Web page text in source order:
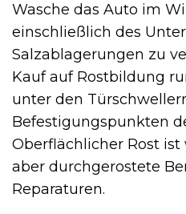
Wasche das Auto im
einschließlich des
Salzablagerungen zu
Kauf auf Rostbildung
unter den
Befestigungspunkten
Oberflächlicher Rost
aber durchgerostete
Reparaturen.